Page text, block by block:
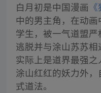
白月初是中国漫画
中的男主角，在动
学生，被一气道盟
逃脱并与涂山苏苏
实际上是道界最强
涂山红红的妖力外
式道法。